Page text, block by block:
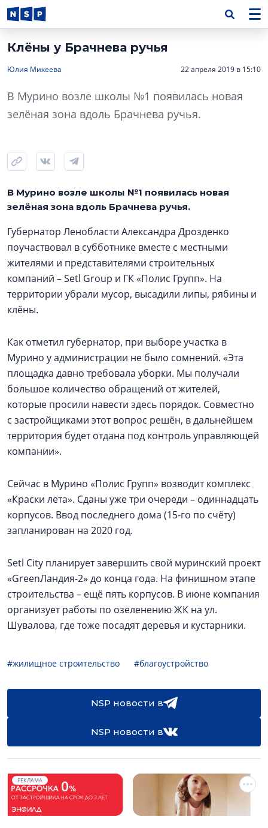
Клёны у Брачнева ручья
Юлия Михеева 22 апреля 2019 в 15:10
В Мурино возле школы №1 появилась новая
зелёная зона вдоль Брачнева ручья.
В Мурино возле школы №1 появилась новая
зелёная зона вдоль Брачнева ручья.
Губернатор Ленобласти Александра Дрозденко
поучаствовал в субботнике вместе с местными
жителями и представителями строительных
компаний – Setl Group и ГК «Полис Групп». На
территории убрали мусор, высадили липы, рябины и
клёны.
Как отметил губернатор, при выборе участка в
Мурино у администрации не было сомнений. «Эта
площадка давно требовала уборки. Мы получали
большое количество обращений от жителей,
которые просили навести здесь порядок. Совместно
с застройщиками этот вопрос решён, в дальнейшем
территория будет отдана под контроль управляющей
компании».
Сейчас в Мурино «Полис Групп» возводит комплекс
«Краски лета». Сданы уже три очереди – одиннадцать
корпусов. Ввод последнего дома (15-го по счёту)
запланирован на 2020 год.
Setl City планирует завершить свой муринский проект
«GreenЛандия-2» до конца года. На финишном этапе
строительства – ещё пять корпусов. В июне компания
организует работы по озеленению ЖК на ул.
Шувалова, где тоже посадят деревья и кустарники.
#жилищное строительство #благоустройство
NSP новости в
NSP новости в
РЕКЛАМА